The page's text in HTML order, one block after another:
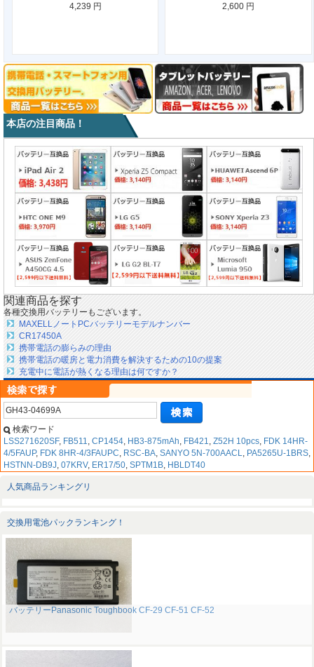
4,239 円
2,600 円
本店の注目商品！
関連商品を探す
各種交換用バッテリーもございます。
MAXELLノートPCバッテリーモデルナンバー
CR17450A
携帯電話の膨らみの理由
携帯電話の暖房と電力消費を解決するための10の提案
充電中に電話が熱くなる理由は何ですか？
検索ワード
LSS271620SF, FB511, CP1454, HB3-875mAh, FB421, Z52H 10pcs, FDK 14HR-
4/5FAUP, FDK 8HR-4/3FAUPC, RSC-BA, SANYO 5N-700AACL, PA5265U-1BRS,
HSTNN-DB9J, 07KRV, ER17/50, SPTM1B, HBLDT40
人気商品ランキングリ
交換用電池パックランキング！
バッテリーPanasonic Toughbook CF-29 CF-51 CF-52